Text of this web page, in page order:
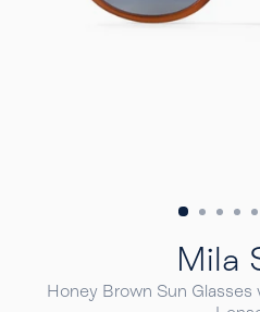
Mila
Honey Brown Sun